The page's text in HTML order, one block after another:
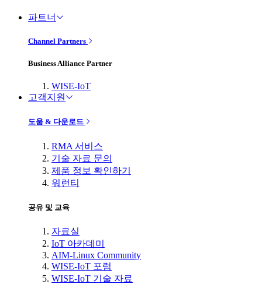
파트너
Channel Partners
Business Alliance Partner
WISE-IoT
고객지원
도움 & 다운로드
RMA 서비스
기술 자료 문의
제품 정보 확인하기
워런티
공유 및 교육
자료실
IoT 아카데미
AIM-Linux Community
WISE-IoT 포럼
WISE-IoT 기술 자료